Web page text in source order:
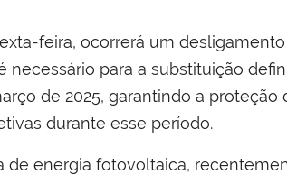
feira, ocorrerá um desligamento
necessário para a substituição
de 2025, garantindo a proteção
durante esse período.
de energia fotovoltaica,